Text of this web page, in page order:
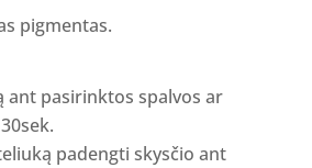
pigmentas.
ant pasirinktos spalvos ar
padengti skysčio ant